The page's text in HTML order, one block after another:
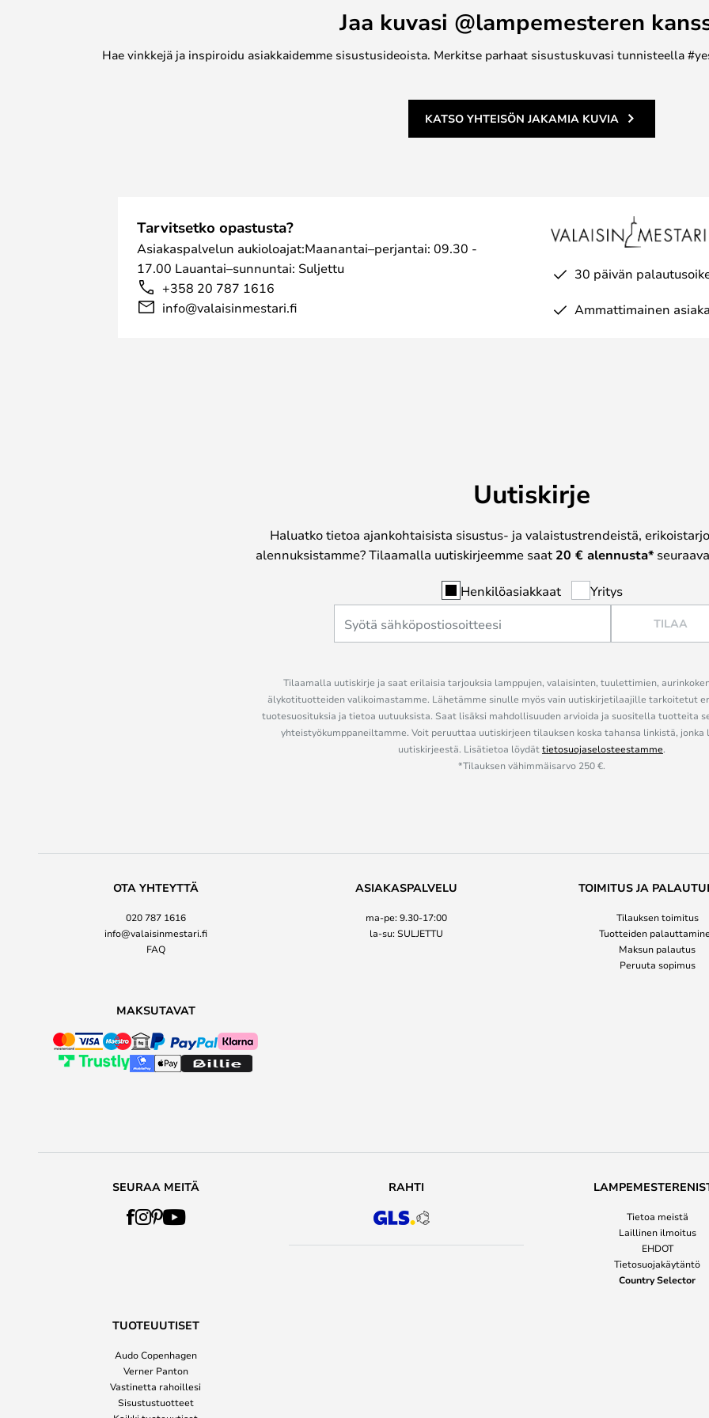
Jaa kuvasi @lampemesteren
Hae vinkkejä ja inspiroidu asiakkaidemme sisustusideoista. Merkitse parhaat sisustuskuvasi tunnisteella
KATSO YHTEISÖN JAKAMIA KUVIA
Tarvitsetko opastusta?
Asiakaspalvelun aukioloajat:Maanantai–perjantai: 09.30 -
17.00 Lauantai–sunnuntai: Suljettu
+358 20 787 1616
info@valaisinmestari.fi
30 päivän
Ammattimainen
Uutiskirje
Haluatko tietoa ajankohtaisista sisustus- ja valaistustrendeistä,
alennuksistamme? Tilaamalla uutiskirjeemme saat 20 € alennusta*
Henkilöasiakkaat Yritys
TILAA
Tilaamalla uutiskirje ja saat erilaisia tarjouksia lamppujen, valaisinten, tuulettimien,
älykotituotteiden valikoimastamme. Lähetämme sinulle myös vain uutiskirjetilaajille tarkoitetut
tuotesuosituksia ja tietoa uutuuksista. Saat lisäksi mahdollisuuden arvioida ja suositella tuotteita
yhteistyökumppaneiltamme. Voit peruuttaa uutiskirjeen tilauksen koska tahansa linkistä, jonka
uutiskirjeestä. Lisätietoa löydättietosuojaselosteestamme.
*Tilauksen vähimmäisarvo 250 €.
OTA YHTEYTTÄ
020 787 1616
info@valaisinmestari.fi
FAQ
ASIAKASPALVELU
ma-pe: 9.30-17:00
la-su: SULJETTU
TOIMITUS JA
Tilauksen toimitus
Tuotteiden
Maksun palautus
Peruuta sopimus
MAKSUTAVAT
SEURAA MEITÄ RAHTI
Tietoa meistä
Laillinen ilmoitus
EHDOT
Tietosuojakäytäntö
Country Selector
TUOTEUUTISET
Audo Copenhagen
Verner Panton
Vastinetta rahoillesi
Sisustustuotteet